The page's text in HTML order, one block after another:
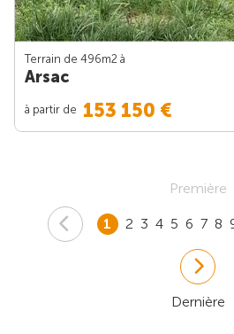
Terrain de 496m2 à
Arsac
à partir de 153 150 €
Première
1 2 3 4 5 6 7 8
Dernière